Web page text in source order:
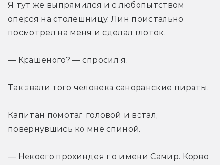
Я тут же выпрямился и с любопытством
оперся на столешницу. Лин пристально
посмотрел на меня и сделал глоток.
— Крашеного? — спросил я.
Так звали того человека саноранские пираты.
Капитан помотал головой и встал,
повернувшись ко мне спиной.
— Некоего прохиндея по имени Самир. Корво